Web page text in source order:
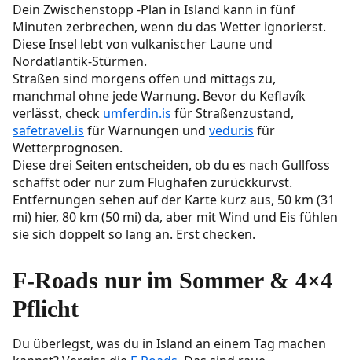
Dein Zwischenstopp -Plan in Island kann in fünf
Minuten zerbrechen, wenn du das Wetter ignorierst.
Diese Insel lebt von vulkanischer Laune und
Nordatlantik-Stürmen.
Straßen sind morgens offen und mittags zu,
manchmal ohne jede Warnung. Bevor du Keflavík
verlässt, check umferdin.is für Straßenzustand,
safetravel.is für Warnungen und vedur.is für
Wetterprognosen.
Diese drei Seiten entscheiden, ob du es nach Gullfoss
schaffst oder nur zum Flughafen zurückkurvst.
Entfernungen sehen auf der Karte kurz aus, 50 km (31
mi) hier, 80 km (50 mi) da, aber mit Wind und Eis fühlen
sie sich doppelt so lang an. Erst checken.
F-Roads nur im Sommer & 4×4
Pflicht
Du überlegst, was du in Island an einem Tag machen